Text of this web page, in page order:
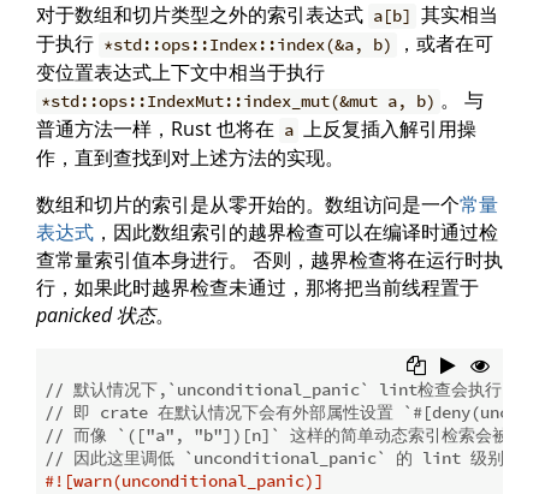
对于数组和切片类型之外的索引表达式 a[b] 其实相当
于执行 *std::ops::Index::index(&a, b)
，或者在可
变位置表达式上下文中相当于执行
*std::ops::IndexMut::index_mut(&mut a, b) 。 与
普通方法一样，Rust 也将在 a 上反复插入解引用操
作，直到查找到对上述方法的实现。
数组和切片的索引是从零开始的。数组访问是一个常量
表达式 ，因此数组索引的越界检查可以在编译时通过检
查常量索引值本身进行。 否则，越界检查将在运行时执
行，如果此时越界检查未通过，那将把当前线程置于
panicked 状态。
// 默认情况下,`unconditional_panic` lint检查会执行
// 即 crate 在默认情况下会有外部属性设置
// 而像 `(["a", "b"])[n]` 这样的简单动态索引检索会被该
// 因此这里调低 `unconditional_panic` 的 lint 级别以通
#![warn(unconditional_panic)]